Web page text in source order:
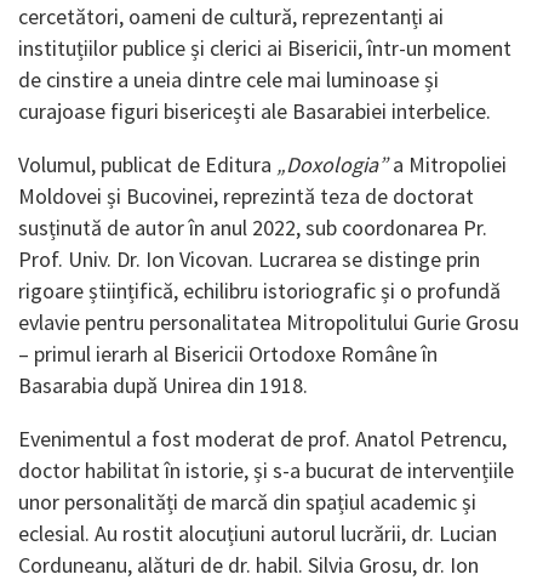
cercetători, oameni de cultură, reprezentanți ai
instituțiilor publice și clerici ai Bisericii, într-un moment
de cinstire a uneia dintre cele mai luminoase și
curajoase figuri bisericești ale Basarabiei interbelice.
Volumul, publicat de Editura „Doxologia”a Mitropoliei
Moldovei și Bucovinei, reprezintă teza de doctorat
susținută de autor în anul 2022, sub coordonarea Pr.
Prof. Univ. Dr. Ion Vicovan. Lucrarea se distinge prin
rigoare științifică, echilibru istoriografic și o profundă
evlavie pentru personalitatea Mitropolitului Gurie Grosu
– primul ierarh al Bisericii Ortodoxe Române în
Basarabia după Unirea din 1918.
Evenimentul a fost moderat de prof. Anatol Petrencu,
doctor habilitat în istorie, și s-a bucurat de intervențiile
unor personalități de marcă din spațiul academic și
eclesial. Au rostit alocuțiuni autorul lucrării, dr. Lucian
Corduneanu, alături de dr. habil. Silvia Grosu, dr. Ion